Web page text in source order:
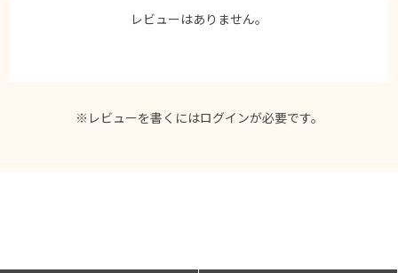
レビューはありません。
※レビューを書くにはログインが必要です。